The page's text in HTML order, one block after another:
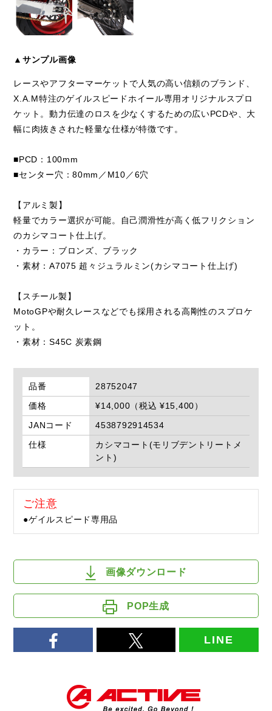
▲サンプル画像
レースやアフターマーケットで人気の高い信頼のブランド、
X.A.M特注のゲイルスピードホイール専用オリジナルスプロ
ケット。動力伝達のロスを少なくするための広いPCDや、大
幅に肉抜きされた軽量な仕様が特徴です。
■PCD：100mm
■センター穴：80mm／M10／6穴
【アルミ製】
軽量でカラー選択が可能。自己潤滑性が高く低フリクション
のカシマコート仕上げ。
・カラー：ブロンズ、ブラック
・素材：A7075 超々ジュラルミン(カシマコート仕上げ)
【スチール製】
MotoGPや耐久レースなどでも採用される高剛性のスプロケ
ット。
・素材：S45C 炭素鋼
品番
28752047
価格
¥14,000（税込 ¥15,400）
JANコード
4538792914534
仕様
カシマコート(モリブデントリートメ
ント)
ご注意
●ゲイルスピード専用品
画像ダウンロード
POP生成
LINE